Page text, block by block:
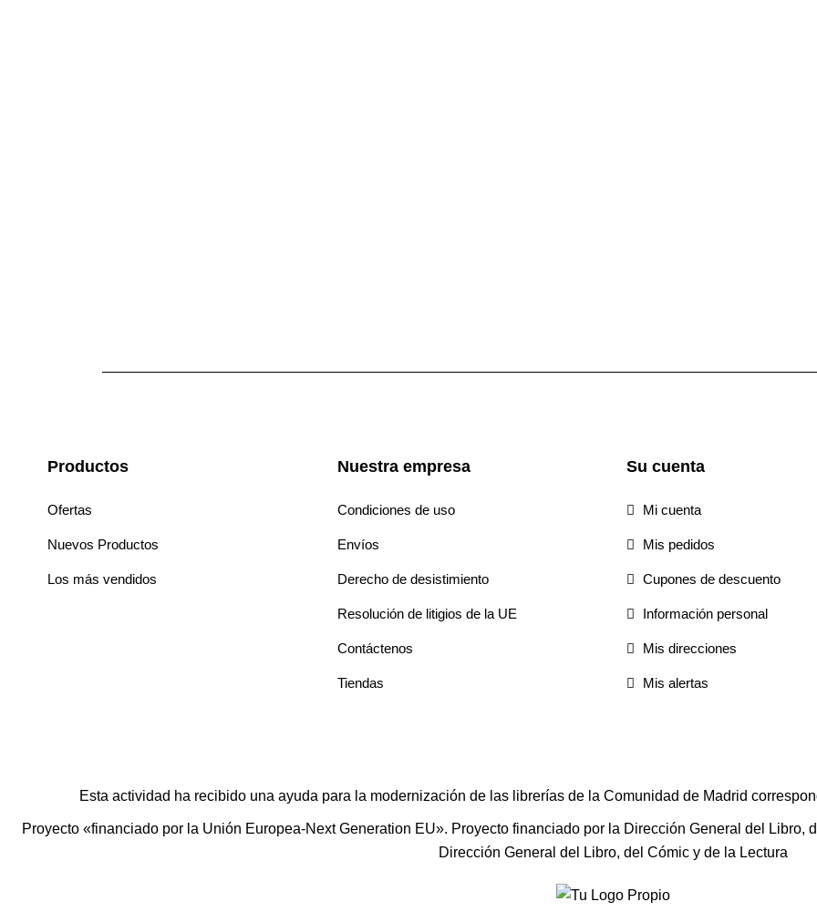
Productos
Ofertas
Nuevos Productos
Los más vendidos
Nuestra empresa
Condiciones de uso
Envíos
Derecho de desistimiento
Resolución de litigios de la UE
Contáctenos
Tiendas
Su cuenta
Mi cuenta
Mis pedidos
Cupones de descuento
Información personal
Mis direcciones
Mis alertas
Esta actividad ha recibido una ayuda para la modernización de las librerías de la Comunidad de Madrid
Proyecto «financiado por la Unión Europea-Next Generation EU». Proyecto financiado por la Dirección General del Libro,
Dirección General del Libro, del Cómic y de la Lectura